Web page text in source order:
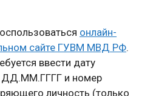
онлайн-
сайте ГУВМ МВД РФ.
ввести дату
ДД.ММ.ГГГГ и номер
личность (только